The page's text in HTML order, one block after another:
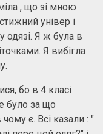
, що зі мною
універ і
одязі. Я ж була в
Я вибігла
бо в 4 класі
було за що
є. Всі казали : "